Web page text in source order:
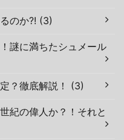
のか?! (3)
謎に満ちたシュメール
？徹底解説！ (3)
紀の偉人か？！それと